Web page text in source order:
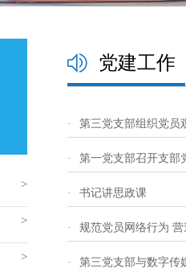
党建工作
· 第三党支部组织党员
· 第一党支部召开支部
· 书记讲思政课
· 规范党员网络行为
· 第三党支部与数字传